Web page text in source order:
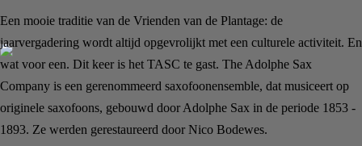
Een mooie traditie van de Vrienden van de Plantage: de
jaarvergadering wordt altijd opgevrolijkt met een culturele activiteit. En
wat voor een. Dit keer is het TASC te gast. The Adolphe Sax
Company is een gerenommeerd saxofoonensemble, dat musiceert op
originele saxofoons, gebouwd door Adolphe Sax in de periode 1853 -
1893. Ze werden gerestaureerd door Nico Bodewes.